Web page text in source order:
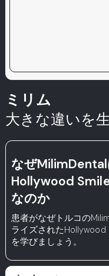
ミリム
大きな違いを
なぜ
Hollywood
なのか
患者がなぜトルコの
ライズされた
を学びましょう。